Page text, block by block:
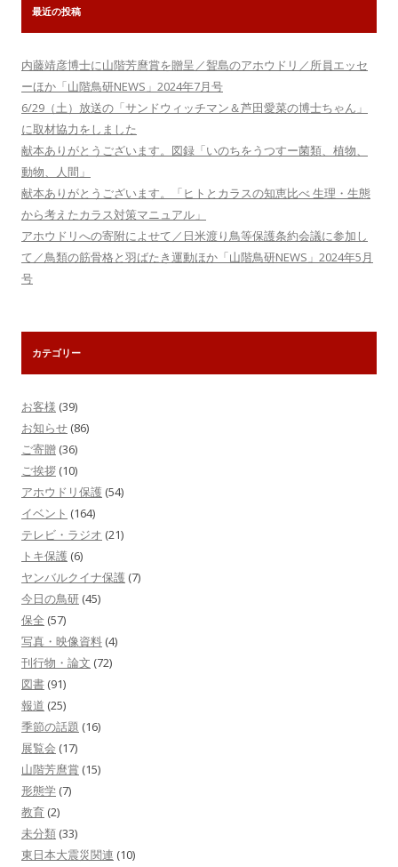
最近の投稿
内藤靖彦博士に山階芳麿賞を贈呈／聟島のアホウドリ／所員エッセ
ーほか「山階鳥研NEWS」2024年7月号
6/29（土）放送の「サンドウィッチマン＆芦田愛菜の博士ちゃん」
に取材協力をしました
献本ありがとうございます。図録「いのちをうつすー菌類、植物、
動物、人間」
献本ありがとうございます。「ヒトとカラスの知恵比べ 生理・生態
から考えたカラス対策マニュアル」
アホウドリへの寄附によせて／日米渡り鳥等保護条約会議に参加し
て／鳥類の筋骨格と羽ばたき運動ほか「山階鳥研NEWS」2024年5月
号
カテゴリー
お客様 (39)
お知らせ (86)
ご寄贈 (36)
ご挨拶 (10)
アホウドリ保護 (54)
イベント (164)
テレビ・ラジオ (21)
トキ保護 (6)
ヤンバルクイナ保護 (7)
今日の鳥研 (45)
保全 (57)
写真・映像資料 (4)
刊行物・論文 (72)
図書 (91)
報道 (25)
季節の話題 (16)
展覧会 (17)
山階芳麿賞 (15)
形態学 (7)
教育 (2)
未分類 (33)
東日本大震災関連 (10)